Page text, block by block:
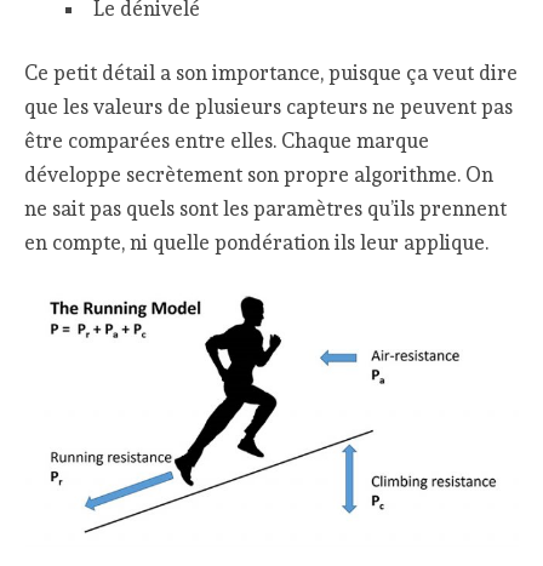
Le dénivelé
Ce petit détail a son importance, puisque ça veut dire
que les valeurs de plusieurs capteurs ne peuvent pas
être comparées entre elles. Chaque marque
développe secrètement son propre algorithme. On
ne sait pas quels sont les paramètres qu’ils prennent
en compte, ni quelle pondération ils leur applique.